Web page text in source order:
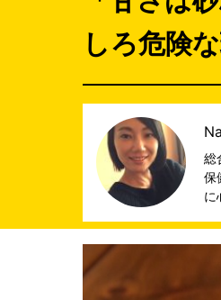
しろ危険な
総
保
に